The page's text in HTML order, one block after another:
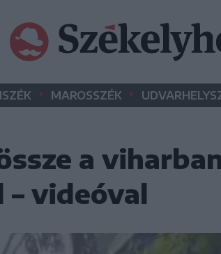
• MAROSSZÉK •
a
videóval